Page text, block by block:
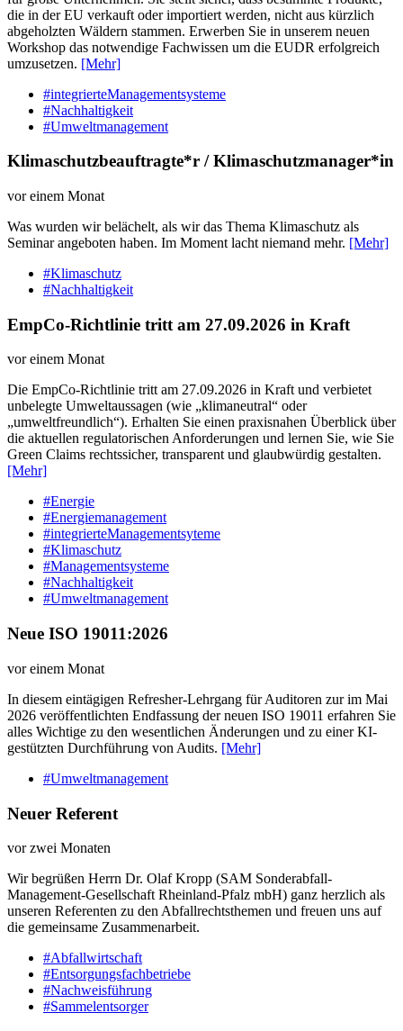
die in der EU verkauft oder importiert werden, nicht aus kürzlich
abgeholzten Wäldern stammen. Erwerben Sie in unserem neuen
Workshop das notwendige Fachwissen um die EUDR erfolgreich
umzusetzen. [Mehr]
#integrierteManagementsysteme
#Nachhaltigkeit
#Umweltmanagement
Klimaschutzbeauftragte*r / Klimaschutzmanager*in
vor einem Monat
Was wurden wir belächelt, als wir das Thema Klimaschutz als
Seminar angeboten haben. Im Moment lacht niemand mehr. [Mehr]
#Klimaschutz
#Nachhaltigkeit
EmpCo-Richtlinie tritt am 27.09.2026 in Kraft
vor einem Monat
Die EmpCo-Richtlinie tritt am 27.09.2026 in Kraft und verbietet
unbelegte Umweltaussagen (wie „klimaneutral“ oder
„umweltfreundlich“). Erhalten Sie einen praxisnahen Überblick über
die aktuellen regulatorischen Anforderungen und lernen Sie, wie Sie
Green Claims rechtssicher, transparent und glaubwürdig gestalten.
[Mehr]
#Energie
#Energiemanagement
#integrierteManagementsyteme
#Klimaschutz
#Managementsysteme
#Nachhaltigkeit
#Umweltmanagement
Neue ISO 19011:2026
vor einem Monat
In diesem eintägigen Refresher-Lehrgang für Auditoren zur im Mai
2026 veröffentlichten Endfassung der neuen ISO 19011 erfahren Sie
alles Wichtige zu den wesentlichen Änderungen und zu einer KI-
gestützten Durchführung von Audits. [Mehr]
#Umweltmanagement
Neuer Referent
vor zwei Monaten
Wir begrüßen Herrn Dr. Olaf Kropp (SAM Sonderabfall-
Management-Gesellschaft Rheinland-Pfalz mbH) ganz herzlich als
unseren Referenten zu den Abfallrechtsthemen und freuen uns auf
die gemeinsame Zusammenarbeit.
#Abfallwirtschaft
#Entsorgungsfachbetriebe
#Nachweisführung
#Sammelentsorger